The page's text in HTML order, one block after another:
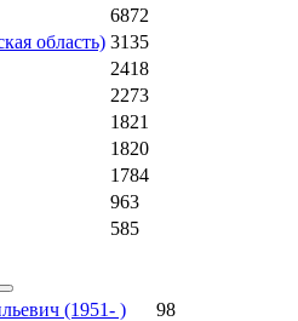
6872
область) 3135
2418
2273
1821
1820
1784
963
585
(1951- )
98